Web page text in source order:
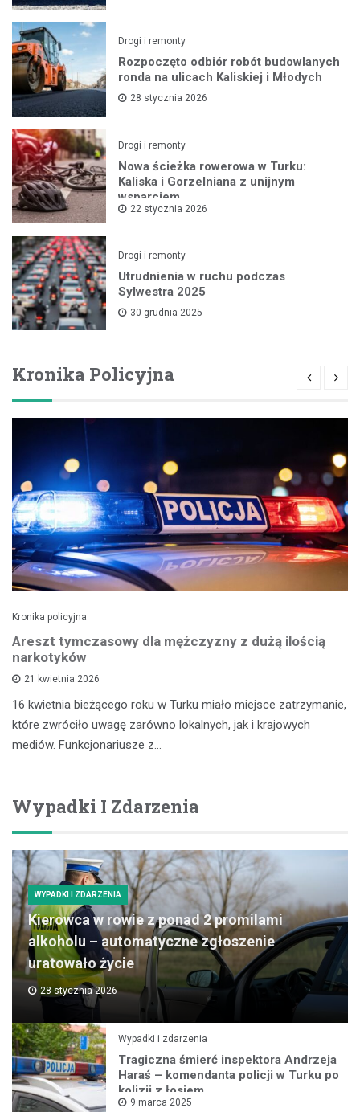
Drogi i remonty
Rozpoczęto odbiór robót budowlanych
ronda na ulicach Kaliskiej i Młodych
28 stycznia 2026
Drogi i remonty
Nowa ścieżka rowerowa w Turku:
Kaliska i Gorzelniana z unijnym
wsparciem
22 stycznia 2026
Drogi i remonty
Utrudnienia w ruchu podczas
Sylwestra 2025
30 grudnia 2025
Kronika Policyjna
Kronika policyjna
Areszt tymczasowy dla mężczyzny z dużą ilością
narkotyków
21 kwietnia 2026
16 kwietnia bieżącego roku w Turku miało miejsce zatrzymanie,
które zwróciło uwagę zarówno lokalnych, jak i krajowych
mediów. Funkcjonariusze z…
Wypadki I Zdarzenia
WYPADKI I ZDARZENIA
Kierowca w rowie z ponad 2 promilami
alkoholu – automatyczne zgłoszenie
uratowało życie
28 stycznia 2026
Wypadki i zdarzenia
Tragiczna śmierć inspektora Andrzeja
Haraś – komendanta policji w Turku po
kolizji z łosiem
9 marca 2025